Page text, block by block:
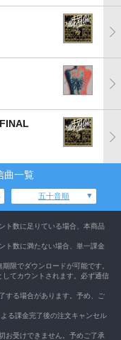
曲一覧
五十音順
ト数に足りている場合、本商品
ト数に満たない場合、単一課金
限でダウンロードが可能です。
てカウントされます。必ず通信
する場合があります。予め、ご
る課金完了後の注文キャンセル
お受けできません。予めご了承